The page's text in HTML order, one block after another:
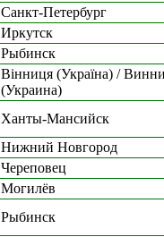
Санкт-Петербург
Иркутск
Рыбинск
Вінниця (Україна) /
(Украина)
Ханты-Мансийск
Нижний Новгород
Череповец
Могилёв
Рыбинск